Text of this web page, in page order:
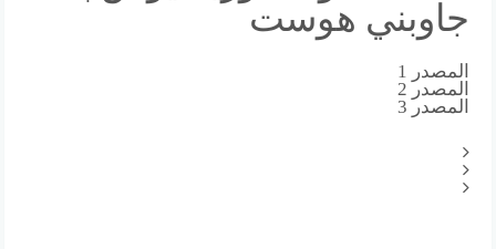
جاوبني هوست
المصدر 1
المصدر 2
المصدر 3